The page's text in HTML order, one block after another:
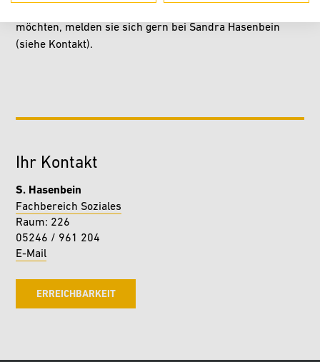
Ihr Kontakt
S. Hasenbein
Fachbereich Soziales
Raum: 226
05246 / 961 204
E-Mail
ERREICHBARKEIT
möchten, melden sie sich gern bei Sandra Hasenbein
(siehe Kontakt).